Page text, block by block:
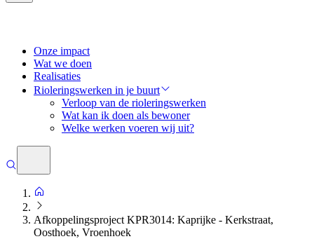
Onze impact
Wat we doen
Realisaties
Rioleringswerken in je buurt
Verloop van de rioleringswerken
Wat kan ik doen als bewoner
Welke werken voeren wij uit?
Afkoppelingsproject KPR3014: Kaprijke - Kerkstraat,
Oosthoek, Vroenhoek